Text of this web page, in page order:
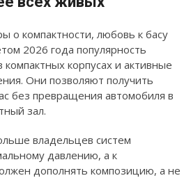
о компактности, любовь к басу
2026 года популярность
корпусах и активные
Они позволяют получить
без превращения автомобиля в
зал.
владельцев систем
давлению, а к
дополнять композицию, а не